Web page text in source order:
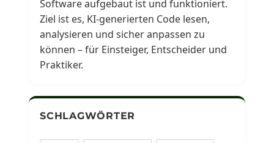
Software aufgebaut ist und funktioniert.
Ziel ist es, KI-generierten Code lesen,
analysieren und sicher anpassen zu
können – für Einsteiger, Entscheider und
Praktiker.
SCHLAGWÖRTER